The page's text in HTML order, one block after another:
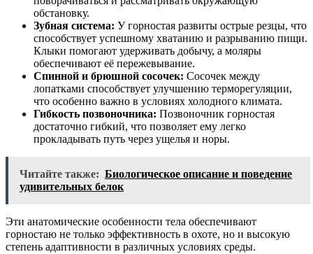
обстановку.
Зубная система: У горностая развиты острые резцы, что
способствует успешному хватанию и разрыванию пищи.
Клыки помогают удерживать добычу, а моляры
обеспечивают её пережевывание.
Спинной и брюшной сосочек: Сосочек между
лопатками способствует улучшению терморегуляции,
что особенно важно в условиях холодного климата.
Гибкость позвоночника: Позвоночник горностая
достаточно гибкий, что позволяет ему легко
прокладывать путь через ущелья и норы.
Читайте также: Биологическое описание и поведение
удивительных белок
Эти анатомические особенности тела обеспечивают
горностаю не только эффективность в охоте, но и высокую
степень адаптивности в различных условиях среды.